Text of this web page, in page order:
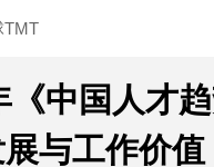
TMT
中国人才
与工作价值